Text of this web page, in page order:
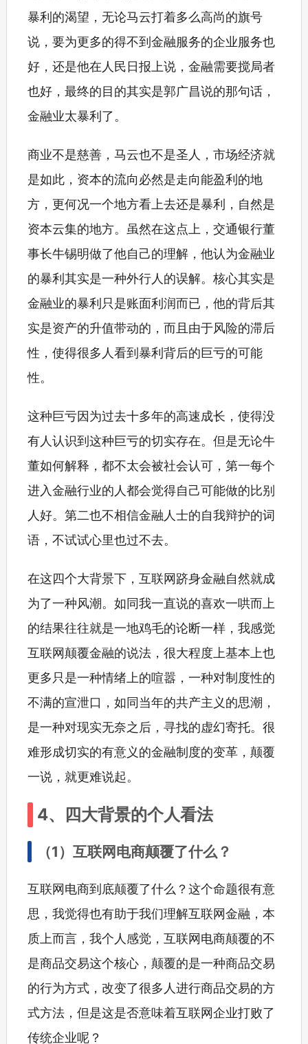
暴利的渴望，无论马云打着多么高尚的旗号
说，要为更多的得不到金融服务的企业服务也
好，还是他在人民日报上说，金融需要搅局者
也好，最终的目的其实是郭广昌说的那句话，
金融业太暴利了。
商业不是慈善，马云也不是圣人，市场经济就
是如此，资本的流向必然是走向能盈利的地
方，更何况一个地方看上去还是暴利，自然是
资本云集的地方。虽然在这点上，交通银行董
事长牛锡明做了他自己的理解，他认为金融业
的暴利其实是一种外行人的误解。核心其实是
金融业的暴利只是账面利润而已，他的背后其
实是资产的升值带动的，而且由于风险的滞后
性，使得很多人看到暴利背后的巨亏的可能
性。
这种巨亏因为过去十多年的高速成长，使得没
有人认识到这种巨亏的切实存在。但是无论牛
董如何解释，都不太会被社会认可，第一每个
进入金融行业的人都会觉得自己可能做的比别
人好。第二也不相信金融人士的自我辩护的词
语，不试试心里也过不去。
在这四个大背景下，互联网跻身金融自然就成
为了一种风潮。如同我一直说的喜欢一哄而上
的结果往往就是一地鸡毛的论断一样，我感觉
互联网颠覆金融的说法，很大程度上基本上也
更多只是一种情绪上的喧嚣，一种对制度性的
不满的宣泄口，如同当年的共产主义的思潮，
是一种对现实无奈之后，寻找的虚幻寄托。很
难形成切实的有意义的金融制度的变革，颠覆
一说，就更难说起。
4、四大背景的个人看法
（1）互联网电商颠覆了什么？
互联网电商到底颠覆了什么？这个命题很有意
思，我觉得也有助于我们理解互联网金融，本
质上而言，我个人感觉，互联网电商颠覆的不
是商品交易这个核心，颠覆的是一种商品交易
的行为方式，改变了很多人进行商品交易的方
式方法，但是这是否意味着互联网企业打败了
传统企业呢？